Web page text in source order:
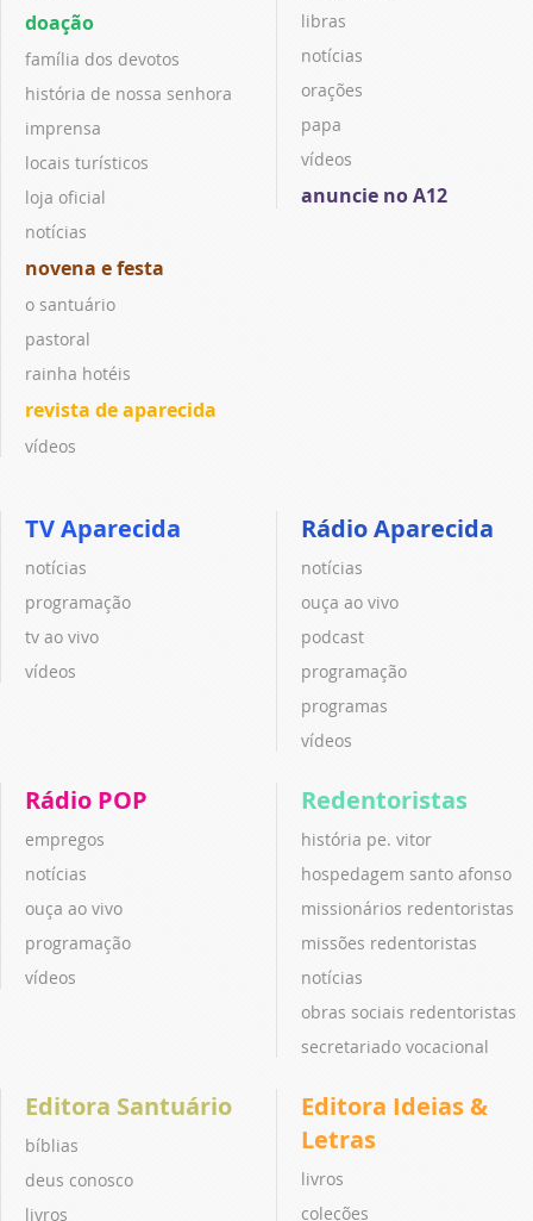
doação
família dos devotos
história de nossa senhora
imprensa
locais turísticos
loja oficial
notícias
novena e festa
o santuário
pastoral
rainha hotéis
revista de aparecida
vídeos
libras
notícias
orações
papa
vídeos
anuncie no A12
TV Aparecida
notícias
programação
tv ao vivo
vídeos
Rádio Aparecida
notícias
ouça ao vivo
podcast
programação
programas
vídeos
Rádio POP
empregos
notícias
ouça ao vivo
programação
vídeos
Redentoristas
história pe. vitor
hospedagem santo afonso
missionários redentoristas
missões redentoristas
notícias
obras sociais redentoristas
secretariado vocacional
Editora Santuário
bíblias
deus conosco
livros
Editora Ideias &
Letras
livros
coleções